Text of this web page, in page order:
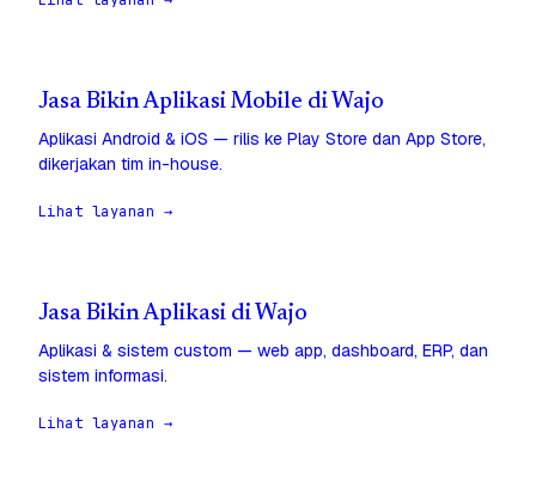
Jasa Bikin Aplikasi Mobile di Wajo
Aplikasi Android & iOS — rilis ke Play Store dan App Store,
dikerjakan tim in-house.
Lihat layanan →
Jasa Bikin Aplikasi di Wajo
Aplikasi & sistem custom — web app, dashboard, ERP, dan
sistem informasi.
Lihat layanan →